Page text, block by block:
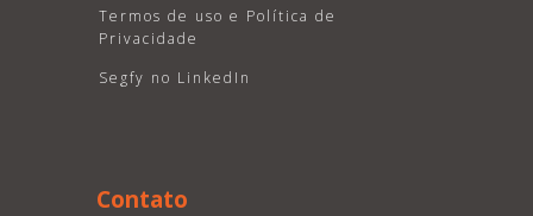
Termos de uso e Política de
Privacidade
Segfy no LinkedIn
Contato